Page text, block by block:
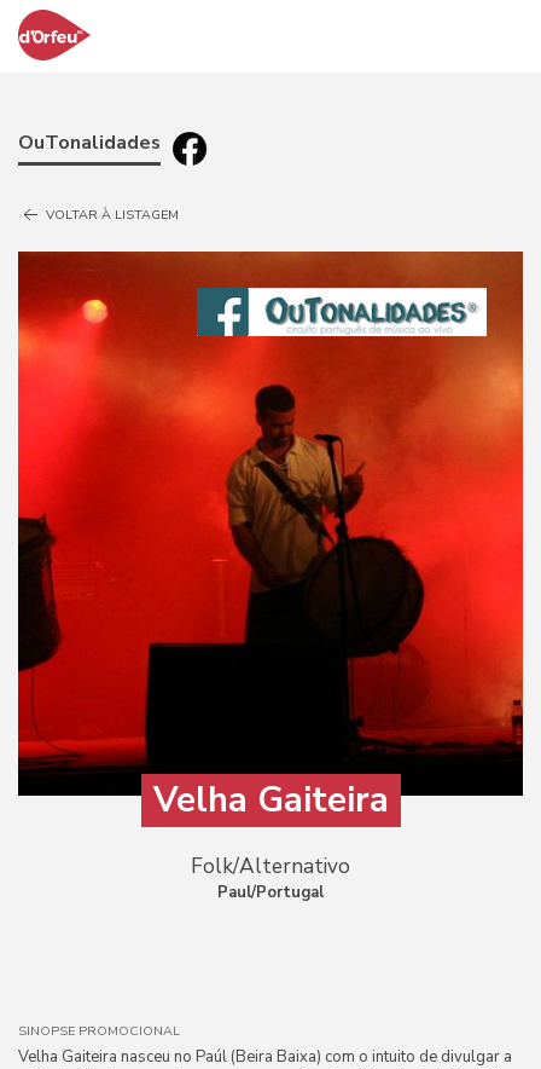
OuTonalidades
VOLTAR À LISTAGEM
Velha Gaiteira
Folk/Alternativo
Paul/Portugal
SINOPSE PROMOCIONAL
Velha Gaiteira nasceu no Paúl (Beira Baixa) com o intuito de divulgar a